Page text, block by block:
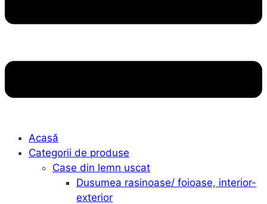
Acasă
Categorii de produse
Case din lemn uscat
Dusumea rasinoase/ foioase, interior-
exterior